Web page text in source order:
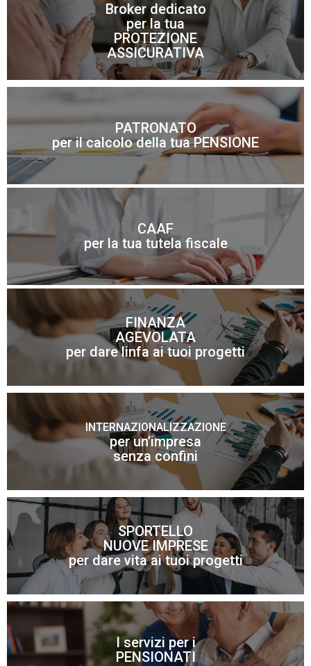
Broker dedicato
per la tua
PROTEZIONE
ASSICURATIVA
Scopri di più
PATRONATO
per il calcolo della tua PENSIONE
Tutte le risposte per le famiglie, pensionati ed
imprenditori
CAAF
per la tua tutela fiscale
Scopri di più
FINANZA
AGEVOLATA
per dare linfa ai tuoi progetti
Scopri di più
INTERNAZIONALIZZAZIONE
per un’impresa
senza confini
Scopri di più
SPORTELLO
NUOVE IMPRESE
per dare vita ai tuoi progetti
Scopri di più
I servizi per i
PENSIONATI
Scopri di più